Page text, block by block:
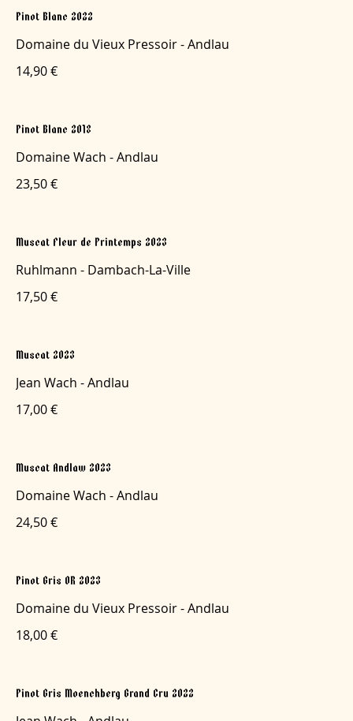
Pinot Blanc 2022
Domaine du Vieux Pressoir - Andlau
14,90 €
Pinot Blanc 2018
Domaine Wach - Andlau
23,50 €
Muscat Fleur de Printemps 2023
Ruhlmann - Dambach-La-Ville
17,50 €
Muscat 2023
Jean Wach - Andlau
17,00 €
Muscat Andlaw 2023
Domaine Wach - Andlau
24,50 €
Pinot Gris OR 2023
Domaine du Vieux Pressoir - Andlau
18,00 €
Pinot Gris Moenchberg Grand Cru 2022